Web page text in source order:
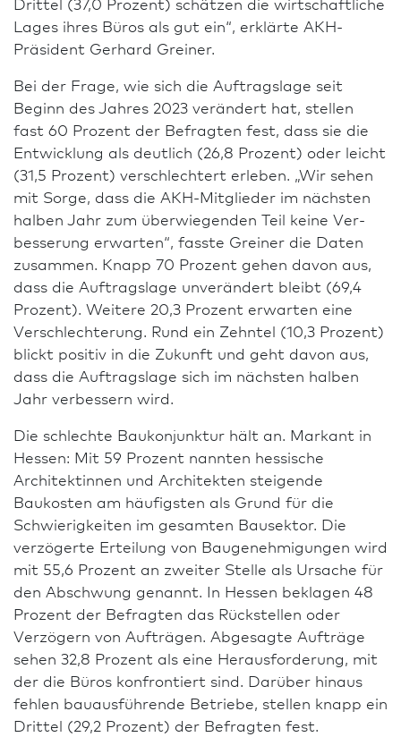
Lages ihres Büros als gut ein“, erklärte AKH-
Präsident Gerhard Greiner.
Bei der Frage, wie sich die Auftragslage seit
Beginn des Jahres 2023 verändert hat, stellen
fast 60 Prozent der Befragten fest, dass sie die
Ent­wick­lung als deutlich (26,8 Prozent) oder leicht
(31,5 Prozent) verschlechtert erleben. „Wir sehen
mit Sorge, dass die AKH-Mitglieder im nächsten
halben Jahr zum überwiegenden Teil keine Ver­
besse­rung erwarten“, fasste Greiner die Daten
zusammen. Knapp 70 Prozent gehen davon aus,
dass die Auftragslage unverändert bleibt (69,4
Prozent). Weitere 20,3 Prozent erwarten eine
Verschlechterung. Rund ein Zehntel (10,3 Prozent)
blickt positiv in die Zukunft und geht davon aus,
dass die Auftragslage sich im nächsten halben
Jahr verbessern wird.
Die schlechte Baukonjunktur hält an. Markant in
Hessen: Mit 59 Prozent nannten hessische
Architekt­innen und Architekten steigende
Baukosten am häufigsten als Grund für die
Schwierigkeiten im gesamten Bausektor. Die
verzögerte Erteilung von Bau­genehmigungen wird
mit 55,6 Prozent an zweiter Stelle als Ursache für
den Abschwung genannt. In Hessen beklagen 48
Prozent der Befragten das Rückstellen oder
Verzögern von Aufträgen. Abgesagte Aufträge
sehen 32,8 Prozent als eine Heraus­forderung, mit
der die Büros konfrontiert sind. Darüber hinaus
fehlen bauausführende Betriebe, stellen knapp ein
Drittel (29,2 Prozent) der Befragten fest.